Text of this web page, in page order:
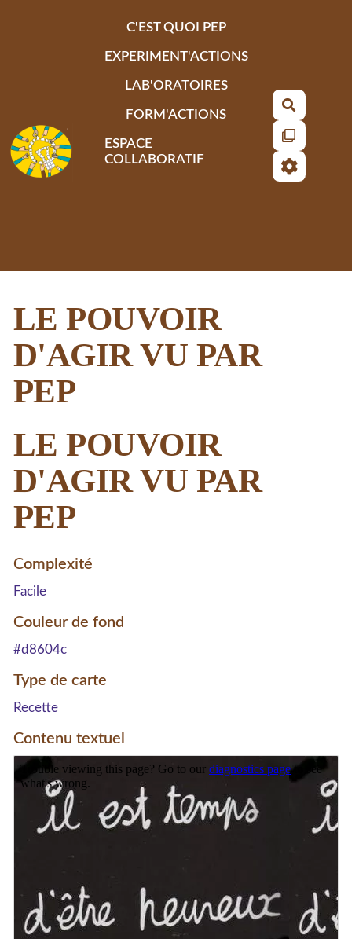
C'EST QUOI PEP
EXPERIMENT'ACTIONS
LAB'ORATOIRES
FORM'ACTIONS
ESPACE
COLLABORATIF
LE POUVOIR
D'AGIR VU PAR
PEP
LE POUVOIR
D'AGIR VU PAR
PEP
Complexité
Facile
Couleur de fond
#d8604c
Type de carte
Recette
Contenu textuel